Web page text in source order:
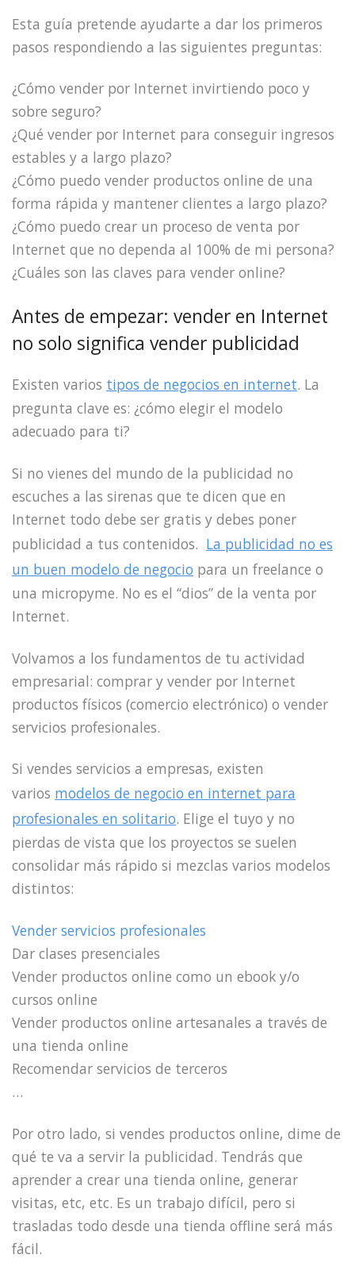
Esta guía pretende ayudarte a dar los primeros
pasos respondiendo a las siguientes preguntas:
¿Cómo vender por Internet invirtiendo poco y
sobre seguro?
¿Qué vender por Internet para conseguir ingresos
estables y a largo plazo?
¿Cómo puedo vender productos online de una
forma rápida y mantener clientes a largo plazo?
¿Cómo puedo crear un proceso de venta por
Internet que no dependa al 100% de mi persona?
¿Cuáles son las claves para vender online?
Antes de empezar: vender en Internet
no solo significa vender publicidad
Existen varios tipos de negocios en internet. La
pregunta clave es: ¿cómo elegir el modelo
adecuado para ti?
Si no vienes del mundo de la publicidad no
escuches a las sirenas que te dicen que en
Internet todo debe ser gratis y debes poner
publicidad a tus contenidos. La publicidad no es
un buen modelo de negocio para un freelance o
una micropyme. No es el “dios” de la venta por
Internet.
Volvamos a los fundamentos de tu actividad
empresarial: comprar y vender por Internet
productos físicos (comercio electrónico) o vender
servicios profesionales.
Si vendes servicios a empresas, existen
varios modelos de negocio en internet para
profesionales en solitario. Elige el tuyo y no
pierdas de vista que los proyectos se suelen
consolidar más rápido si mezclas varios modelos
distintos:
Vender servicios profesionales
Dar clases presenciales
Vender productos online como un ebook y/o
cursos online
Vender productos online artesanales a través de
una tienda online
Recomendar servicios de terceros
…
Por otro lado, si vendes productos online, dime de
qué te va a servir la publicidad. Tendrás que
aprender a crear una tienda online, generar
visitas, etc, etc. Es un trabajo difícil, pero si
trasladas todo desde una tienda offline será más
fácil.